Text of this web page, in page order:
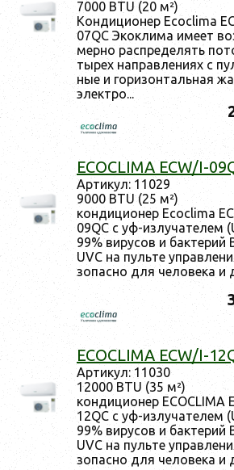
7000 BTU (20 м²)
Кон­ди­ци­онер Ecoclima
07QC Экок­ли­ма име­ет
мер­но рас­пре­делять
тырех нап­равле­ни­ях с
ные и го­ризон­таль­ная
элек­тро...
ECOCLIMA ECW/I-
Ар­ти­кул: 11029
9000 BTU (25 м²)
кон­ди­ци­онер Ecoclima
09QC с уф-из­лу­чате­лем
99% ви­русов и бак­те­рий
UVC на пуль­те
зопас­но для че­лове­ка
ECOCLIMA ECW/I-
Ар­ти­кул: 11030
12000 BTU (35 м²)
кон­ди­ци­онер ECOCLIMA
12QC с уф-из­лу­чате­лем
99% ви­русов и бак­те­рий
UVC на пуль­те
зопас­но для че­лове­ка